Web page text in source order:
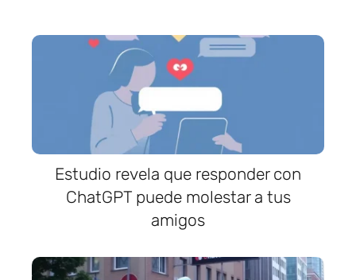
Estudio revela que responder con
ChatGPT puede molestar a tus
amigos